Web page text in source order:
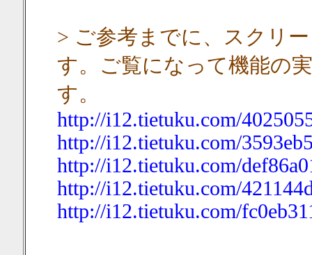
> ご参考までに、スクリ
す。ご覧になって機能の
す。
http://i12.tietuku.com/
http://i12.tietuku.com/
http://i12.tietuku.com/
http://i12.tietuku.com/
http://i12.tietuku.com/